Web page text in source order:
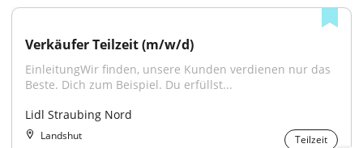
Verkäufer Teilzeit (m/w/d)
EinleitungWir finden, unsere Kunden verdienen nur das
Beste. Dich zum Beispiel. Du erfüllst...
Lidl Straubing Nord
Landshut Teilzeit